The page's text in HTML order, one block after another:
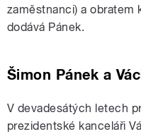
zaměstnanci) a obratem
dodává Pánek.
Šimon Pánek a
V devadesátých letech
prezidentské kanceláři